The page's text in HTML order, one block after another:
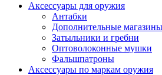
Аксессуары для оружия
Антабки
Дополнительные магазины
Затыльники и гребни
Оптоволоконные мушки
Фальшпатроны
Аксессуары по маркам оружия